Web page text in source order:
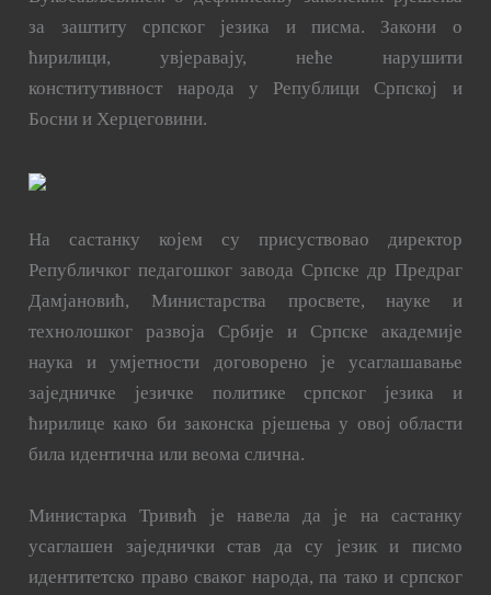
за заштиту српског језика и писма. Закони о
ћирилици, увјеравају, неће нарушити
конститутивност народа у Републици Српској и
Босни и Херцеговини.
На састанку којем су присуствовао директор
Републичког педагошког завода Српске др Предраг
Дамјановић, Министарства просвете, науке и
технолошког развоја Србије и Српске академије
наука и умјетности договорено је усаглашавање
заједничке језичке политике српског језика и
ћирилице како би законска рјешења у овој области
била идентична или веома слична.
Министарка Тривић је навела да је на састанку
усаглашен заједнички став да су језик и писмо
идентитетско право сваког народа, па тако и српског